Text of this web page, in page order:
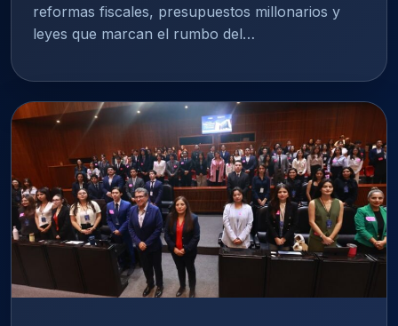
reformas fiscales, presupuestos millonarios y
leyes que marcan el rumbo del…